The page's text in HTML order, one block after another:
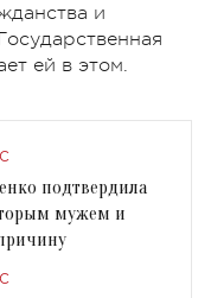
и
ей в этом.
подтвердила
мужем и